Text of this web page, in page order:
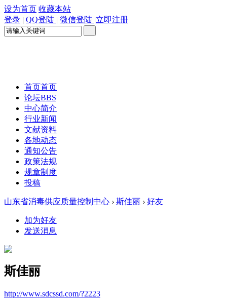
设为首页 收藏本站
登录 | QQ登陆 | 微信登陆 |立即注册
首页首页
论坛BBS
中心简介
行业新闻
文献资料
各地动态
通知公告
政策法规
规章制度
投稿
山东省消毒供应质量控制中心 › 斯佳丽 › 好友
加为好友
发送消息
斯佳丽
http://www.sdcssd.com/?2223